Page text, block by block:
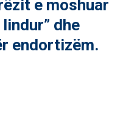
e moshuar
dhe
endortizëm.